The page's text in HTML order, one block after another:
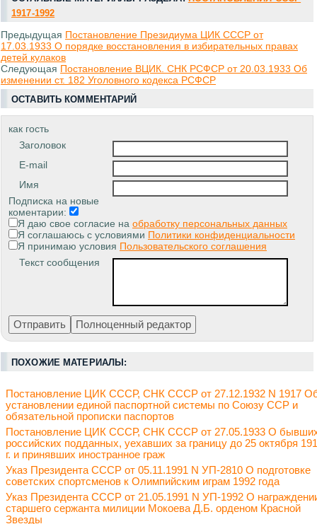
1917-1992
Предыдущая Постановление Президиума ЦИК СССР от
17.03.1933 О порядке восстановления в избирательных правах
детей кулаков
Следующая Постановление ВЦИК. СНК РСФСР от 20.03.1933 Об
изменении ст. 182 Уголовного кодекса РСФСР
ОСТАВИТЬ КОММЕНТАРИЙ
как гость
Заголовок
E-mail
Имя
Подписка на новые
коментарии:
Я даю свое согласие на обработку персональных данных
Я соглашаюсь с условиями Политики конфиденциальности
Я принимаю условия Пользовательского соглашения
Текст сообщения
ПОХОЖИЕ МАТЕРИАЛЫ:
Постановление ЦИК СССР, СНК СССР от 27.12.1932 N 1917
установлении единой паспортной системы по Союзу ССР и
обязательной прописки паспортов
Постановление ЦИК СССР, СНК СССР от 27.05.1933 О
российских подданных, уехавших за границу до 25 октября
г. и принявших иностранное граж
Указ Президента СССР от 05.11.1991 N УП-2810 О подготовке
советских спортсменов к Олимпийским играм 1992 года
Указ Президента СССР от 21.05.1991 N УП-1992 О
старшего сержанта милиции Мокоева Д.Б. орденом Красной
Звезды